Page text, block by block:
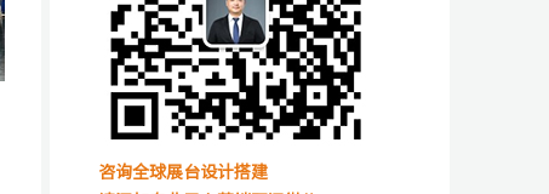
咨询全球展台设计搭建